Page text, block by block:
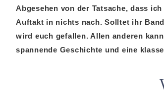
Abgesehen von der Tatsache, dass
Auftakt in nichts nach. Solltet ihr
wird euch gefallen. Allen anderen
spannende Geschichte und eine